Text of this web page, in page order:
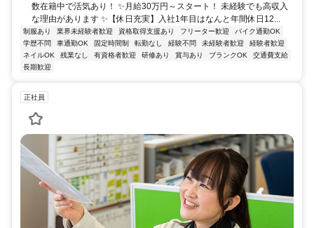
数在籍中で活気あり！ ✨月給30万円～スタート！ 未経験でも高収入
な理由があります ✨【休日充実】入社1年目はなんと年間休日12...
制服あり 業界未経験者歓迎 資格取得支援あり フリーター歓迎
バイク通勤OK
学歴不問
車通勤OK 固定時間制 転勤なし 経験不問 未経験者歓迎
経験者歓迎
ネイルOK
残業なし 有資格者歓迎 研修あり 賞与あり ブランクOK
交通費支給
長期歓迎
正社員